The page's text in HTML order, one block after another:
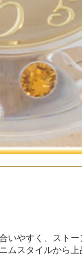
やすく、スト
スタイルから